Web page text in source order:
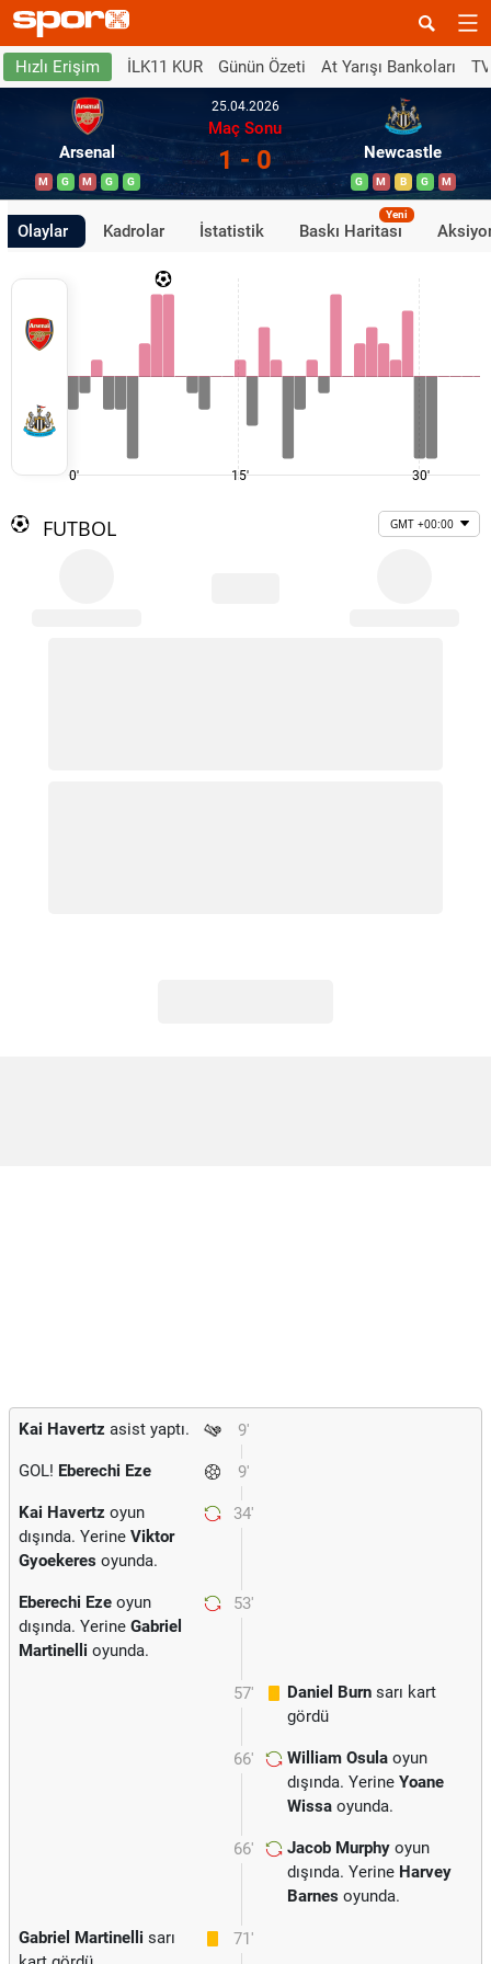
Hızlı Erişim İLK11 KUR Günün Özeti At Yarışı Bankoları
Arsenal
M G M G G
25.04.2026
Maç Sonu
1 - 0 Newcastle
G M B G M
Olaylar Kadrolar İstatistik Baskı Haritası
Yeni
0' 15' 30'
FUTBOL GMT +00:00
9'
Kai Havertz asist yaptı.
9'
GOL! Eberechi Eze
34'
Kai Havertz oyun
dışında. Yerine Viktor
Gyoekeres oyunda.
53'
Eberechi Eze oyun
dışında. Yerine Gabriel
Martinelli oyunda.
57' Daniel Burn sarı kart
gördü
66' William Osula oyun
dışında. Yerine Yoane
Wissa oyunda.
66' Jacob Murphy oyun
dışında. Yerine Harvey
Barnes oyunda.
71'
Gabriel Martinelli sarı